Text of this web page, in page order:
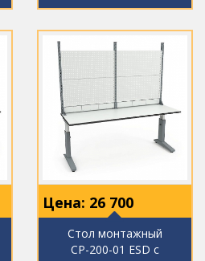
Цена: 26 700
Стол монтажный
СР-200-01 ESD с